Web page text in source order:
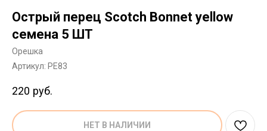
Острый перец Scotch Bonnet yellow
семена 5 ШТ
Орешка
Артикул: PE83
220 руб.
НЕТ В НАЛИЧИИ